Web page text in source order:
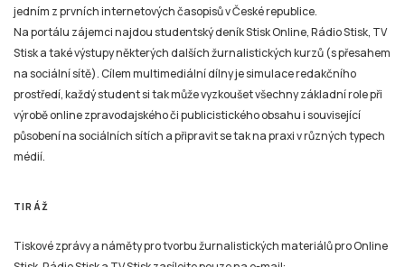
Stisk a také výstupy některých dalších žurnalistických kurzů (s přesahem
na sociální sítě). Cílem multimediální dílny je simulace redakčního
prostředí, každý student si tak může vyzkoušet všechny základní role při
výrobě online zpravodajského či publicistického obsahu i související
působení na sociálních sítích a připravit se tak na praxi v různých typech
médií.
TIRÁŽ
Tiskové zprávy a náměty pro tvorbu žurnalistických materiálů pro Online
email stisk.munimedia@gmail.com